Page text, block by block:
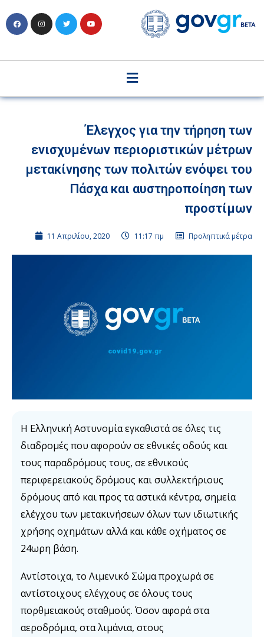
Έλεγχος για την τήρηση των
ενισχυμένων περιοριστικών μέτρων
μετακίνησης των πολιτών ενόψει του
Πάσχα και αυστηροποίηση των
προστίμων
11 Απριλίου, 2020 11:17 πμ Προληπτικά μέτρα
Η Ελληνική Αστυνομία εγκαθιστά σε όλες τις
διαδρομές που αφορούν σε εθνικές οδούς και
τους παραδρόμους τους, σε εθνικούς
περιφερειακούς δρόμους και συλλεκτήριους
δρόμους από και προς τα αστικά κέντρα, σημεία
ελέγχου των μετακινήσεων όλων των ιδιωτικής
χρήσης οχημάτων αλλά και κάθε οχήματος σε
24ωρη βάση.
Αντίστοιχα, το Λιμενικό Σώμα προχωρά σε
αντίστοιχους ελέγχους σε όλους τους
πορθμειακούς σταθμούς. Όσον αφορά στα
αεροδρόμια, στα λιμάνια, στους